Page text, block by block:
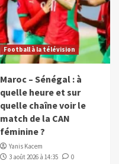
Football à la télévision
Maroc – Sénégal : à
quelle heure et sur
quelle chaîne voir le
match de la CAN
féminine ?
Yanis Kacem
3 août 2026 à 14:35
0